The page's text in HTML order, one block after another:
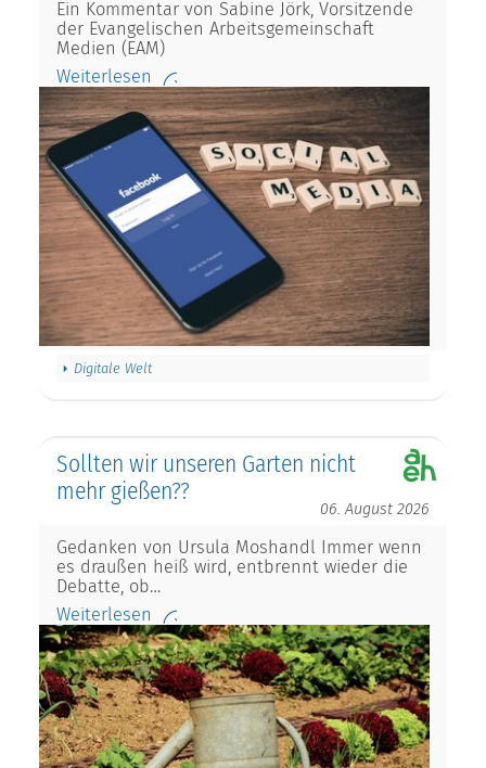
Ein Kommentar von Sabine Jörk, Vorsitzende
der Evangelischen Arbeitsgemeinschaft
Medien (EAM)
Weiterlesen
Digitale Welt
Sollten wir unseren Garten nicht
mehr gießen??
06. August 2026
Gedanken von Ursula Moshandl Immer wenn
es draußen heiß wird, entbrennt wieder die
Debatte, ob…
Weiterlesen